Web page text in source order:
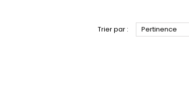
Trier par : Pertinence